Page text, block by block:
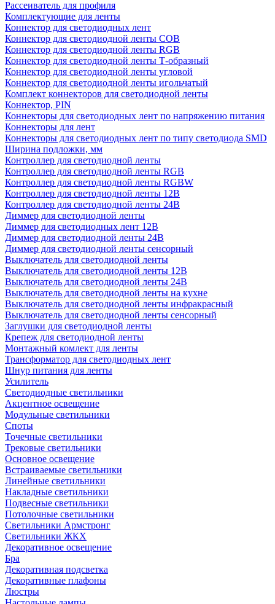
Рассеиватель для профиля
Комплектующие для ленты
Коннектор для светодиодных лент
Коннектор для светодиодной ленты COB
Коннектор для светодиодной ленты RGB
Коннектор для светодиодной ленты Т-образный
Коннектор для светодиодной ленты угловой
Коннектор для светодиодной ленты игольчатый
Комплект коннекторов для светодиодной ленты
Коннектор, PIN
Коннекторы для светодиодных лент по напряжению питания
Коннекторы для лент
Коннекторы для светодиодных лент по типу светодиода SMD
Ширина подложки, мм
Контроллер для светодиодной ленты
Контроллер для светодиодной ленты RGB
Контроллер для светодиодной ленты RGBW
Контроллер для светодиодной ленты 12В
Контроллер для светодиодной ленты 24В
Диммер для светодиодной ленты
Диммер для светодиодных лент 12В
Диммер для светодиодной ленты 24В
Диммер для светодиодной ленты сенсорный
Выключатель для светодиодной ленты
Выключатель для светодиодной ленты 12В
Выключатель для светодиодной ленты 24В
Выключатель для светодиодной ленты на кухне
Выключатель для светодиодной ленты инфракрасный
Выключатель для светодиодной ленты сенсорный
Заглушки для светодиодной ленты
Крепеж для светодиодной ленты
Монтажный комлект для ленты
Трансформатор для светодиодных лент
Шнур питания для ленты
Усилитель
Светодиодные светильники
Акцентное освещение
Модульные светильники
Споты
Точечные светильники
Трековые светильники
Основное освещение
Встраиваемые светильники
Линейные светильники
Накладные светильники
Подвесные светильники
Потолочные светильники
Светильники Армстронг
Светильники ЖКХ
Декоративное освещение
Бра
Декоративная подсветка
Декоративные плафоны
Люстры